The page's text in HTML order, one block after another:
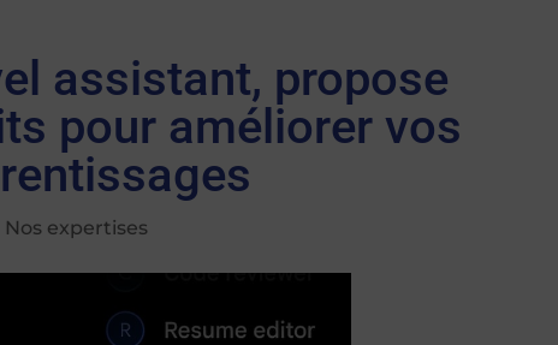
assistant, propose
pour améliorer vos
Nos expertises